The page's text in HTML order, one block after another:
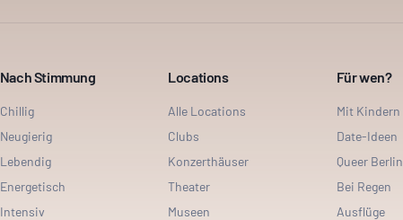
Nach Stimmung
Chillig
Neugierig
Lebendig
Energetisch
Intensiv
Locations
Alle Locations
Clubs
Konzerthäuser
Theater
Museen
Für wen?
Mit Kindern
Date-Ideen
Queer Berlin
Bei Regen
Ausflüge